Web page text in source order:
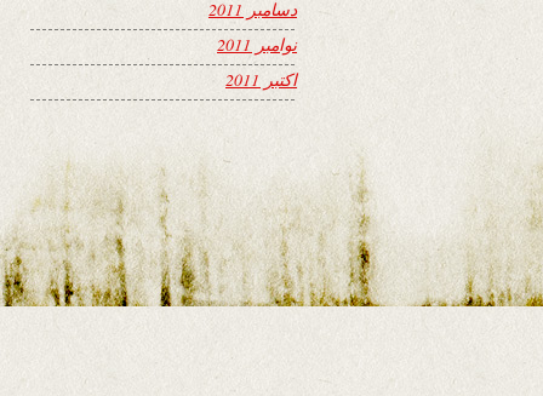
دسامبر 2011
نوامبر 2011
اکتبر 2011